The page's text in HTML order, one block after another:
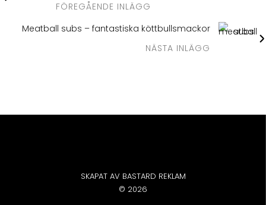
FÖREGÅENDE INLÄGG
Meatball subs – fantastiska köttbullsmackor
NÄSTA INLÄGG
SKAPAT AV BASTARD REKLAM
© 2026